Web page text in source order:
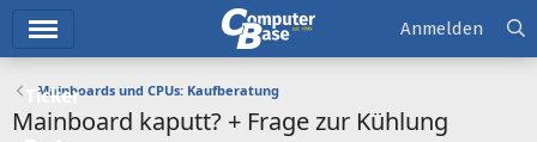
Ticker
Anmelden
Mainboards und CPUs: Kaufberatung
Mainboard kaputt? + Frage zur Kühlung